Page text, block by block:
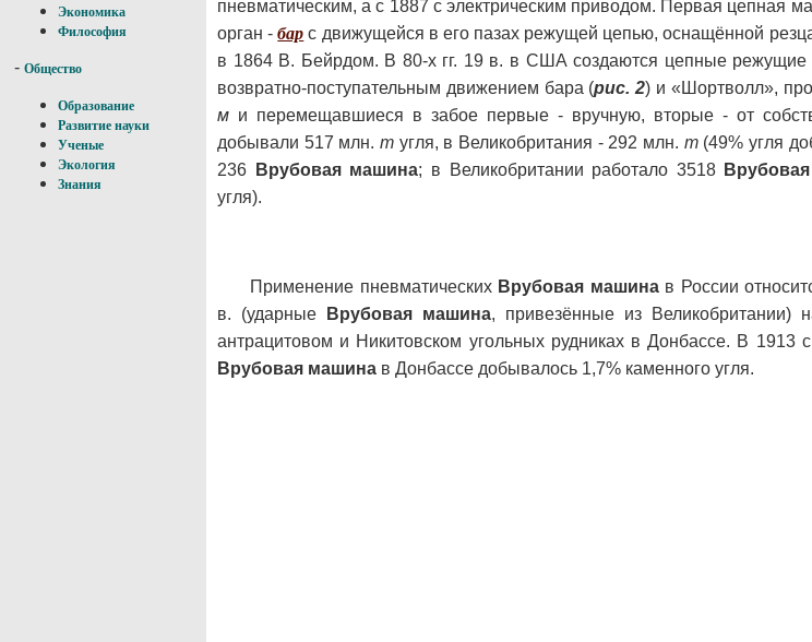
Экономика
Философия
- Общество
Образование
Развитие науки
Ученые
Экология
Знания
пневматическим, а с 1887 с электрическим приводом. Первая цепная
орган -бар с движущейся в его пазах режущей цепью, оснащённой
в 1864 В. Бейрдом. В 80-х гг. 19 в. в США создаются цепные режущие
возвратно-поступательным движением бара (рис. 2) и «Шортволл»,
м и перемещавшиеся в забое первые - вручную, вторые - от
добывали 517 млн. т угля, в Великобритания - 292 млн. т(49% угля
236
Врубовая машина; в Великобритании работало 3518
угля).
Применение пневматических Врубовая машинав России
в. (ударные
Врубовая машина, привезённые из Великобритании)
антрацитовом и Никитовском угольных рудниках в Донбассе. В 1913
Врубовая машина в Донбассе добывалось 1,7% каменного угля.